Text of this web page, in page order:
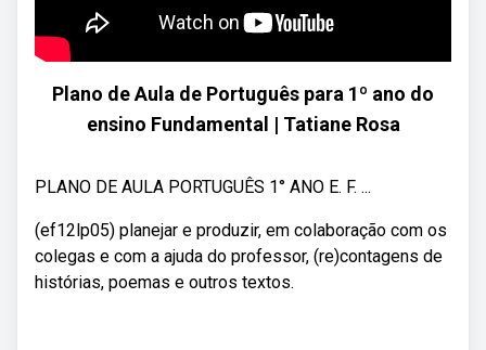
Plano de Aula de Português para 1º ano do
ensino Fundamental | Tatiane Rosa
PLANO DE AULA PORTUGUÊS 1° ANO E. F. ...
(ef12lp05) planejar e produzir, em colaboração com os
colegas e com a ajuda do professor, (re)contagens de
histórias, poemas e outros textos.